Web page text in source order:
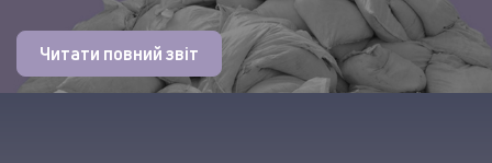
Читати повний звіт